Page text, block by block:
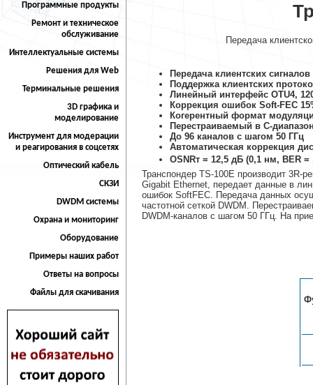
Программные продукты
Ремонт и техническое
обслуживание
Интеллектуальные системы
Решения для Web
Терминальные решения
3D графика и
моделирование
Инструмент для модерации
и реагирования в соцсетях
Оптический кабель
СКЗИ
DWDM системы
Охрана и мониторинг
Оборудование
Примеры наших работ
Ответы на вопросы
Файлы для скачивания
Передача
Передача клиентских
Поддержка клиентских
Линейный интерфейс OTU4,
Коррекция ошибок Soft-FEC
Когерентный формат
Перестраиваемый в C-
До 96 каналов с шагом 50 ГГц
Автоматическая коррекция
OSNRт = 12,5 дБ (0,1 нм, BER =
Транспондер ТS-100E производит 3R-
Gigabit Ethernet, передает данные в
ошибок SoftFEC. Передача данных
частотной сеткой DWDM.
DWDM-каналов с шагом 50 ГГц. На